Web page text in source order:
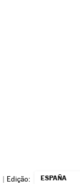
| Edição: ESPAÑA